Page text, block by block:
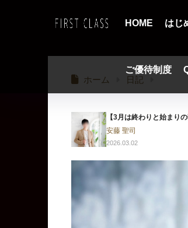
HOME はじ
ご優待制度
ホーム 日記
【3月は終わりと始まりの
安藤 聖司
2026.03.02